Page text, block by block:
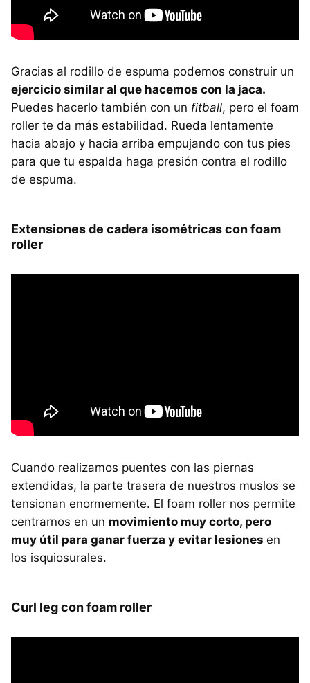
Gracias al rodillo de espuma podemos construir un
ejercicio similar al que hacemos con la jaca.
Puedes hacerlo también con un fitball, pero el foam
roller te da más estabilidad. Rueda lentamente
hacia abajo y hacia arriba empujando con tus pies
para que tu espalda haga presión contra el rodillo
de espuma.
Extensiones de cadera isométricas con foam
roller
Cuando realizamos puentes con las piernas
extendidas, la parte trasera de nuestros muslos se
tensionan enormemente. El foam roller nos permite
centrarnos en un movimiento muy corto, pero
muy útil para ganar fuerza y evitar lesiones en
los isquiosurales.
Curl leg con foam roller